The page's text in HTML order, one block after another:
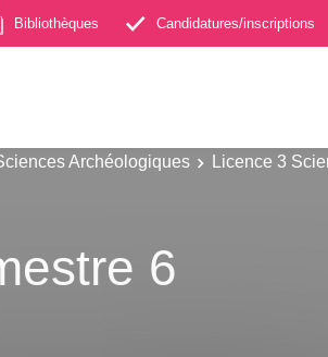
Bibliothèques Candidatures/inscriptions
Archéologiques Licence 3
6